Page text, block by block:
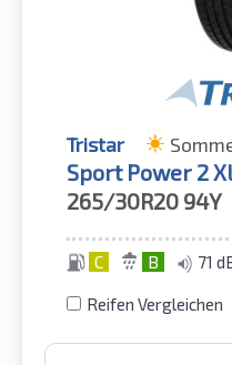
Tristar
Sport Power 2
265/30R20 94Y
C B 71
Reifen Vergleichen